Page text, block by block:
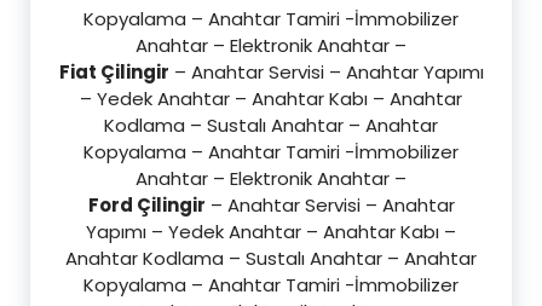
Kopyalama – Anahtar Tamiri -İmmobilizer
Anahtar – Elektronik Anahtar –
Fiat Çilingir – Anahtar Servisi – Anahtar Yapımı
– Yedek Anahtar – Anahtar Kabı – Anahtar
Kodlama – Sustalı Anahtar – Anahtar
Kopyalama – Anahtar Tamiri -İmmobilizer
Anahtar – Elektronik Anahtar –
Ford Çilingir – Anahtar Servisi – Anahtar
Yapımı – Yedek Anahtar – Anahtar Kabı –
Anahtar Kodlama – Sustalı Anahtar – Anahtar
Kopyalama – Anahtar Tamiri -İmmobilizer